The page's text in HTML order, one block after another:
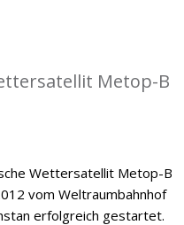
Metop-B
Wettersatellit Metop-B
vom Weltraumbahnhof
erfolgreich gestartet.